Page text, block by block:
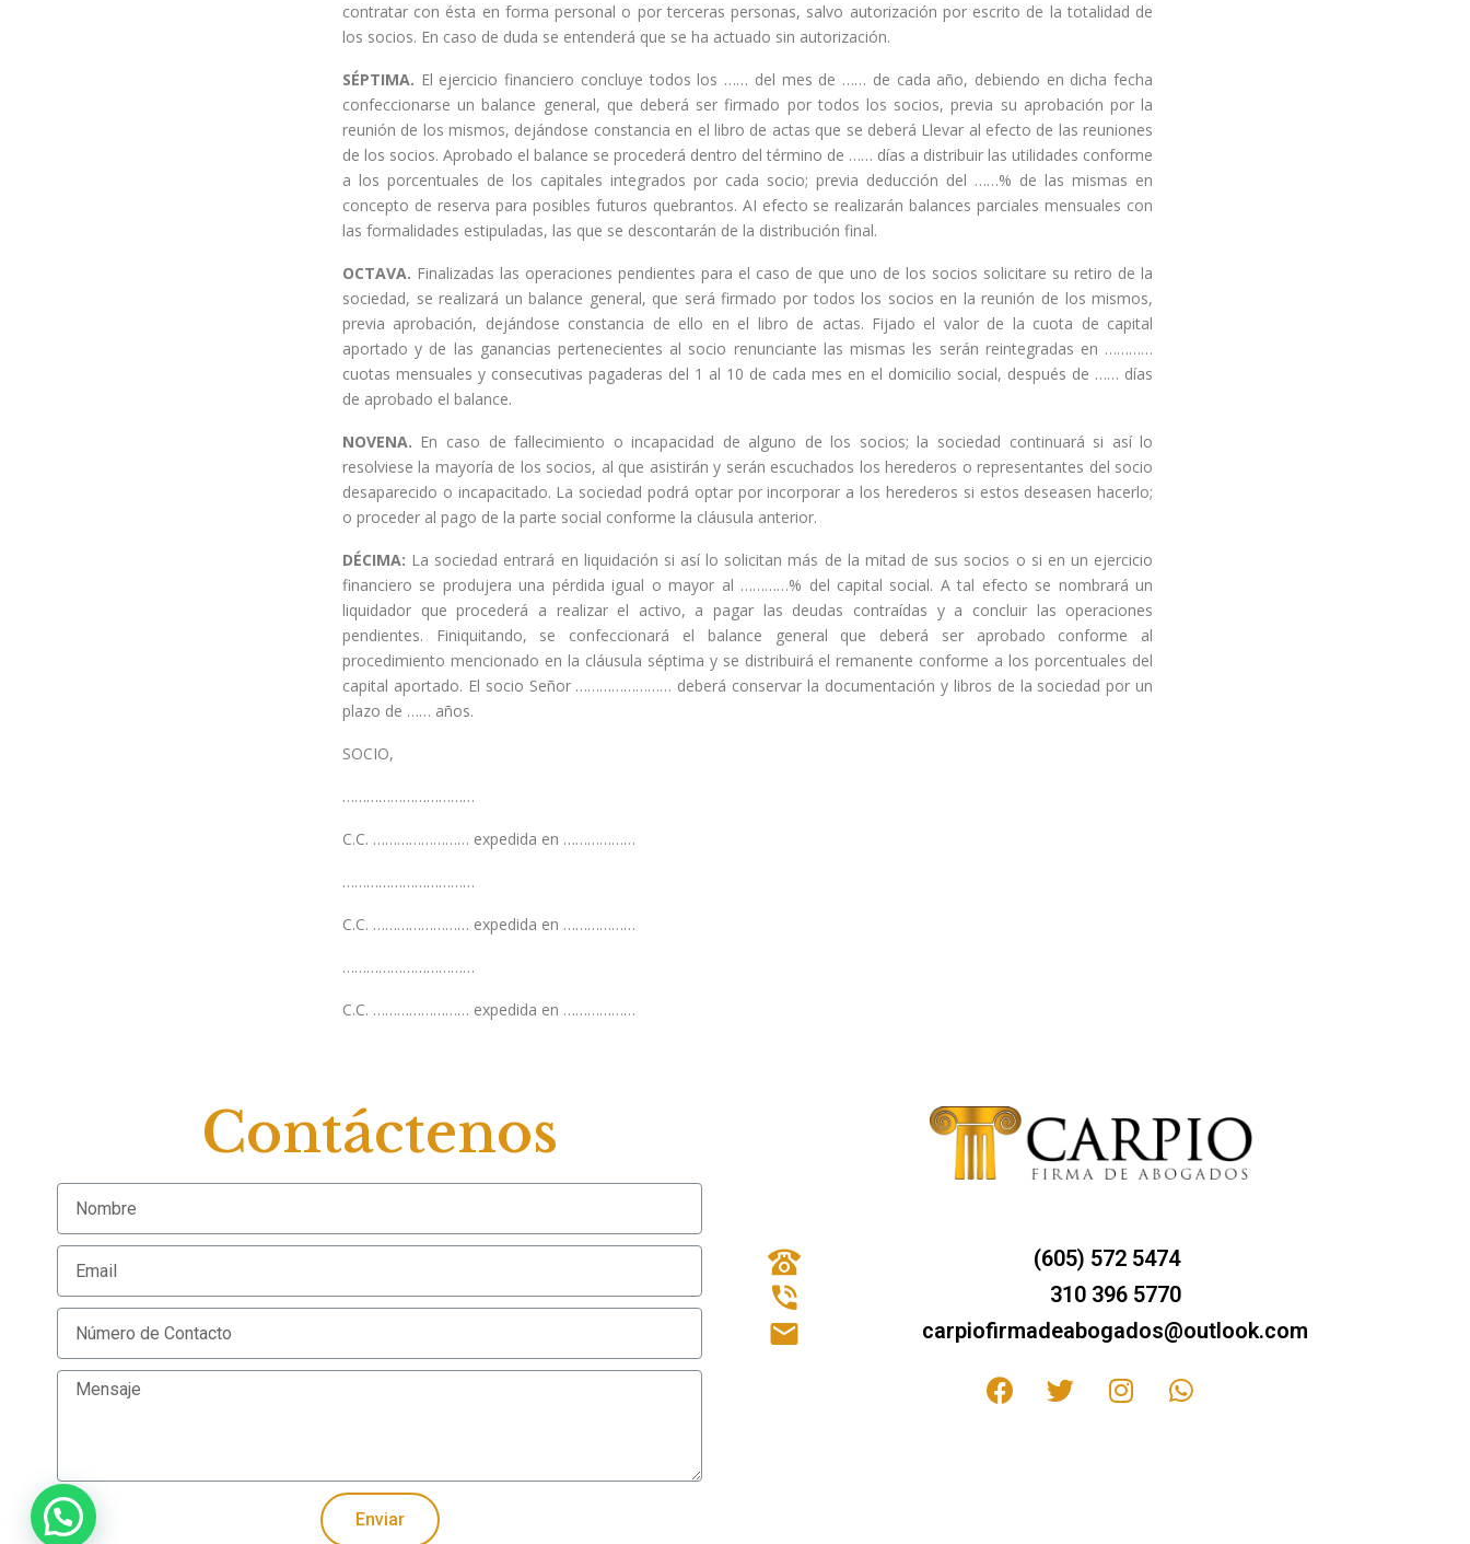
contratar con ésta en forma personal o por terceras personas, salvo autorización por escrito de la totalidad de
los socios. En caso de duda se entenderá que se ha actuado sin autorización.
SÉPTIMA. El ejercicio financiero concluye todos los …… del mes de …… de cada año, debiendo en dicha fecha
confeccionarse un balance general, que deberá ser firmado por todos los socios, previa su aprobación por la
reunión de los mismos, dejándose constancia en el libro de actas que se deberá Llevar al efecto de las reuniones
de los socios. Aprobado el balance se procederá dentro del término de …… días a distribuir las utilidades conforme
a los porcentuales de los capitales integrados por cada socio; previa deducción del ……% de las mismas en
concepto de reserva para posibles futuros quebrantos. AI efecto se realizarán balances parciales mensuales con
las formalidades estipuladas, las que se descontarán de la distribución final.
OCTAVA. Finalizadas las operaciones pendientes para el caso de que uno de los socios solicitare su retiro de la
sociedad, se realizará un balance general, que será firmado por todos los socios en la reunión de los mismos,
previa aprobación, dejándose constancia de ello en el libro de actas. Fijado el valor de la cuota de capital
aportado y de las ganancias pertenecientes al socio renunciante las mismas les serán reintegradas en …………
cuotas mensuales y consecutivas pagaderas del 1 al 10 de cada mes en el domicilio social, después de …… días
de aprobado el balance.
NOVENA. En caso de fallecimiento o incapacidad de alguno de los socios; la sociedad continuará si así lo
resolviese la mayoría de los socios, al que asistirán y serán escuchados los herederos o representantes del socio
desaparecido o incapacitado. La sociedad podrá optar por incorporar a los herederos si estos deseasen hacerlo;
o proceder al pago de la parte social conforme la cláusula anterior.
DÉCIMA: La sociedad entrará en liquidación si así lo solicitan más de la mitad de sus socios o si en un ejercicio
financiero se produjera una pérdida igual o mayor al …………% del capital social. A tal efecto se nombrará un
liquidador que procederá a realizar el activo, a pagar las deudas contraídas y a concluir las operaciones
pendientes. Finiquitando, se confeccionará el balance general que deberá ser aprobado conforme al
procedimiento mencionado en la cláusula séptima y se distribuirá el remanente conforme a los porcentuales del
capital aportado. El socio Señor …………………… deberá conservar la documentación y libros de la sociedad por un
plazo de …… años.
SOCIO,
……………………………
C.C. …………………… expedida en ………………
……………………………
C.C. …………………… expedida en ………………
……………………………
C.C. …………………… expedida en ………………
Contáctenos
Enviar
(605) 572 5474
310 396 5770
carpiofirmadeabogados@outlook.com